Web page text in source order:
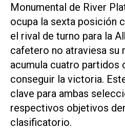
Monumental de River
ocupa la sexta posición
el rival de turno para la
cafetero no atraviesa su
acumula cuatro partidos
conseguir la victoria.
clave para ambas
respectivos objetivos
clasificatorio.